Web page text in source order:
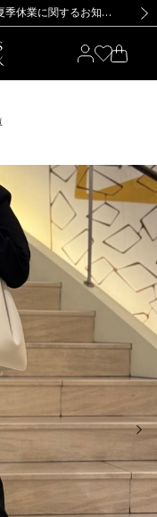
新規登録のお客様も対象！＜MY BARNEYS＞会員のお客様は11,000円（税込）以上のお買上げで常時送料無料！お買い物の際は会員登録を！
らせ】(2026.8.7) 【オンラインストア カスタマーセンター夏季休業に関するお知らせ】（2026.8.7）
【夏季休業に伴う返品・交換承り一時停止のお知らせ】（2026.8.5）
物のお届けについて
・ご注意事項 新規登録のお客様も対象！＜MY BARNEYS＞会員のお客様は11,000円（税込）以上のお買上げで常時送料無料！お買い物の際は会員登録を！
らせ】(2026.8.7)
次